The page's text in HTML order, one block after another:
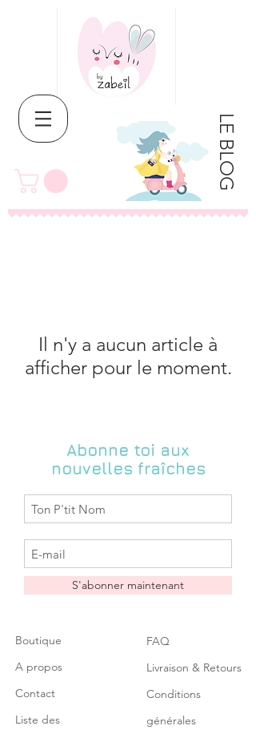
LE BLOG
Il n'y a aucun article à
afficher pour le moment.
Abonne toi aux
nouvelles fraîches
S'abonner maintenant
Boutique
A propos
Contact
Liste des
FAQ
Livraison & Retours
Conditions
générales